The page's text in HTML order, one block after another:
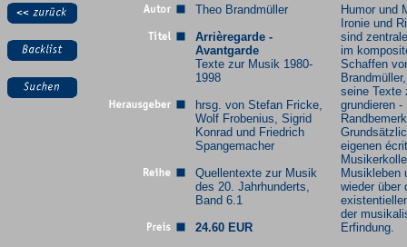
Theo Brandmüller
Arrièregarde -
Avantgarde
Texte zur Musik 1980-
1998
hrsg. von Stefan Fricke,
Wolf Frobenius, Sigrid
Konrad und Friedrich
Spangemacher
Quellentexte zur Musik
des 20. Jahrhunderts,
Band 6.1
24.60 EUR
Humor und
Ironie und
sind
im
Schaffen
seine Texte
grundieren -
eigenen
Musikleben
wieder über
der
Erfindung.